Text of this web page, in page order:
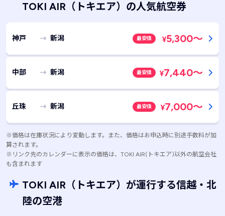
TOKI AIR （トキエア） の人気航空券
神戸 新潟 最安値 ¥5,300～
中部 新潟 最安値 ¥7,440～
丘珠 新潟 最安値 ¥7,000～
※価格は在庫状況により変動します。また、価格はお申込時に別途手数料が加
算されます。
※リンク先のカレンダーに表示の価格は、TOKI AIR(トキエア)以外の航空会社
も含まれます
TOKI AIR （トキエア） が運行する信越・北
陸の空港